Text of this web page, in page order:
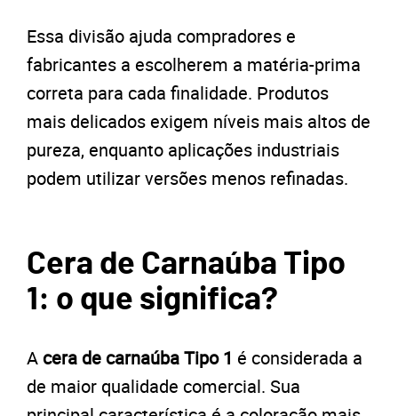
Essa divisão ajuda compradores e
fabricantes a escolherem a matéria-prima
correta para cada finalidade. Produtos
mais delicados exigem níveis mais altos de
pureza, enquanto aplicações industriais
podem utilizar versões menos refinadas.
Cera de Carnaúba Tipo
1: o que significa?
A cera de carnaúba Tipo 1 é considerada a
de maior qualidade comercial. Sua